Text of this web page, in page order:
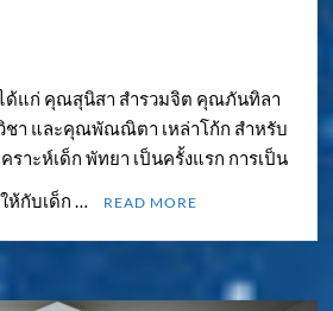
ด้แก่ คุณสุนิสา สำรวมจิต คุณภันทิลา
า และคุณพัณณิตา เหล่าโก้ก สำหรับ
าะห์เด็ก พัทยา เป็นครั้งแรก การเป็น
ห้กับเด็ก …
READ MORE